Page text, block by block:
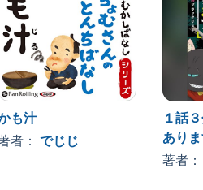
も汁
者：でじじ
１話
あり
くんの
著者：